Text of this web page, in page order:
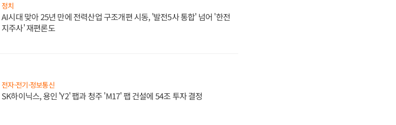
정치
AI시대 맞아 25년 만에 전력산업 구조개편 시동, '발전5사 통합' 넘어 '한전
지주사' 재편론도
전자·전기·정보통신
SK하이닉스, 용인 'Y2' 팹과 청주 'M17' 팹 건설에 54조 투자 결정